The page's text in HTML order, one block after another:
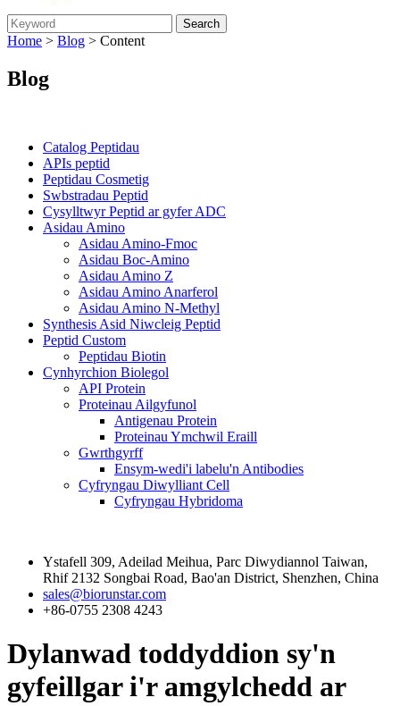
Home > Blog > Content
Blog
Catalog Peptidau
APIs peptid
Peptidau Cosmetig
Swbstradau Peptid
Cysylltwyr Peptid ar gyfer ADC
Asidau Amino
Asidau Amino-Fmoc
Asidau Boc-Amino
Asidau Amino Z
Asidau Amino Anarferol
Asidau Amino N-Methyl
Synthesis Asid Niwcleig Peptid
Peptid Custom
Peptidau Biotin
Cynhyrchion Biolegol
API Protein
Proteinau Ailgyfunol
Antigenau Protein
Proteinau Ymchwil Eraill
Gwrthgyrff
Ensym-wedi'i labelu'n Antibodies
Cyfryngau Diwylliant Cell
Cyfryngau Hybridoma
Ystafell 309, Adeilad Meihua, Parc Diwydiannol Taiwan,
Rhif 2132 Songbai Road, Bao'an District, Shenzhen, China
sales@biorunstar.com
+86-0755 2308 4243
Dylanwad toddyddion sy'n
gyfeillgar i'r amgylchedd ar